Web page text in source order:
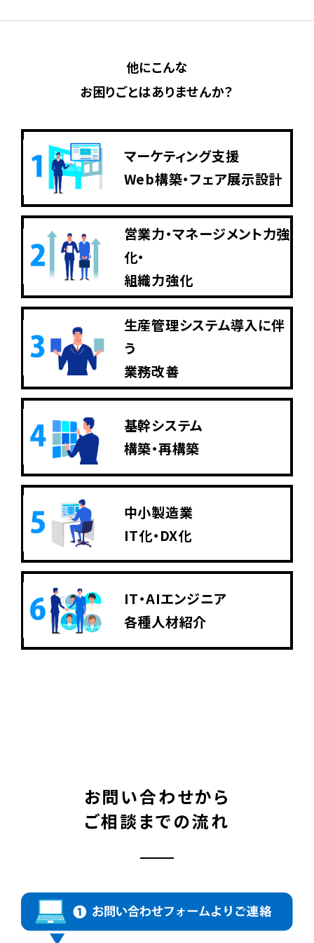
ト構築、強いカタログ及びツール作成など、前職
にお役に立つことが自分の使命だと考えていま
す。長年の経験で培った営業強化のノウハウをお
業が大きく発展するために、全力でサポートいた
します。
閉じる
他にこんな
お困りごとはありませんか？
マーケティング支援
Web構築・フェア展示設計
営業力・マネージメント力強
化・
組織力強化
生産管理システム導入に伴
う
業務改善
基幹システム
構築・再構築
中小製造業
IT化・DX化
IT・AIエンジニア
各種人材紹介
お問い合わせから
ご相談までの流れ